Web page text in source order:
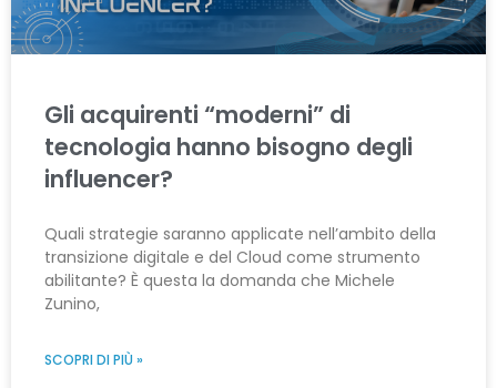
Gli acquirenti “moderni” di
tecnologia hanno bisogno degli
influencer?
Quali strategie saranno applicate nell’ambito della
transizione digitale e del Cloud come strumento
abilitante? È questa la domanda che Michele
Zunino,
SCOPRI DI PIÙ »